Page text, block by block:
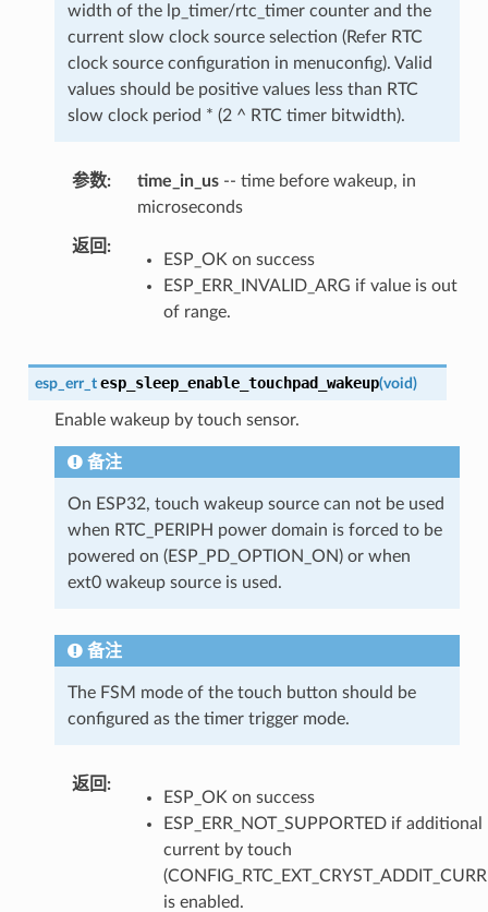
width of the lp_timer/rtc_timer counter and the
current slow clock source selection (Refer RTC
clock source configuration in menuconfig). Valid
values should be positive values less than RTC
slow clock period * (2 ^ RTC timer bitwidth).
参数 time_in_us-- time before wakeup, in
microseconds
返回
ESP_OK on success
ESP_ERR_INVALID_ARG if value is out
of range.
esp_err_t esp_sleep_enable_touchpad_wakeup(void)
Enable wakeup by touch sensor.
备注
On ESP32, touch wakeup source can not be used
when RTC_PERIPH power domain is forced to be
powered on (ESP_PD_OPTION_ON) or when
ext0 wakeup source is used.
备注
The FSM mode of the touch button should be
configured as the timer trigger mode.
返回
ESP_OK on success
ESP_ERR_NOT_SUPPORTED if additional
current by touch
is enabled.